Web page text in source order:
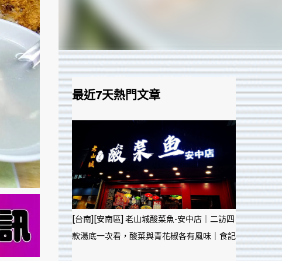
最近7天熱門文章
[台南][安南區] 老山城酸菜魚-安中店｜二訪四
款湯底一次看，酸菜與青花椒各有風味｜食記